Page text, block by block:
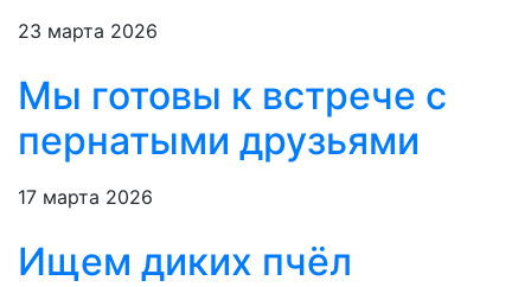
23 марта 2026
Мы готовы к встрече с
пернатыми друзьями
17 марта 2026
Ищем диких пчёл